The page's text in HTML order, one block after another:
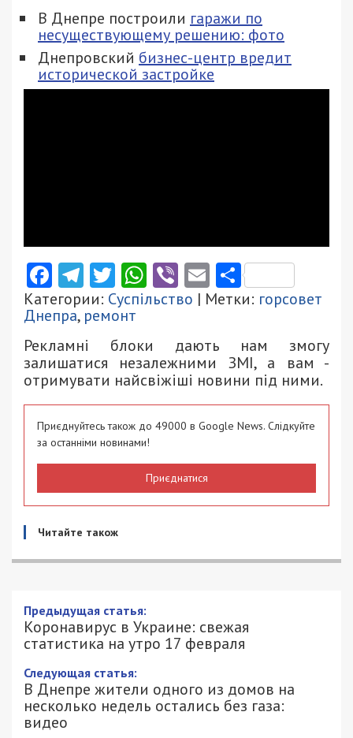
В Днепре построили гаражи по
несуществующему решению: фото
Днепровский бизнес-центр вредит
исторической застройке
Facebook
Telegram
Twitter
WhatsApp
ViberEmail
Категории: Суспільство | Метки: горсовет
Днепра, ремонт
Рекламні блоки дають нам змогу
залишатися незалежними ЗМІ, а вам -
отримувати найсвіжіші новини під ними.
Приєднуйтесь також до 49000 в Google News. Слідкуйте
за останніми новинами!
Приєднатися
Читайте також
Предыдущая статья:
Коронавирус в Украине: свежая
статистика на утро 17 февраля
Следующая статья:
В Днепре жители одного из домов на
несколько недель остались без газа:
видео